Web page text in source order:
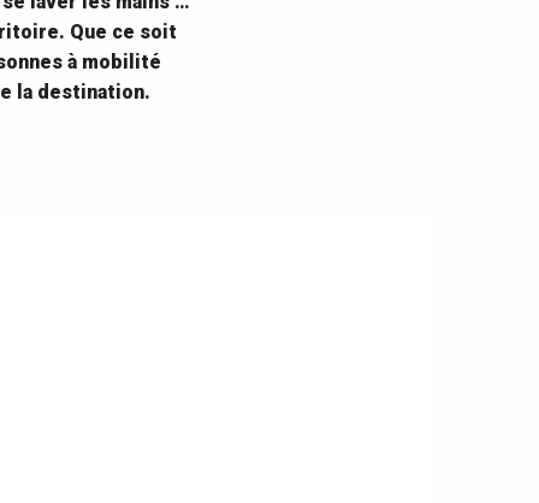
Que ce soit
à mobilité
la destination.